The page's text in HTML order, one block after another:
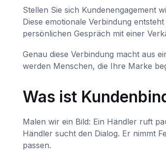
Stellen Sie sich Kundenengagement
Diese emotionale Verbindung entsteht
persönlichen Gespräch mit einer
Genau diese Verbindung macht aus
werden Menschen, die Ihre Marke
Was ist
Malen wir ein Bild: Ein Händler ruft
Händler sucht den Dialog. Er nimmt
passen.